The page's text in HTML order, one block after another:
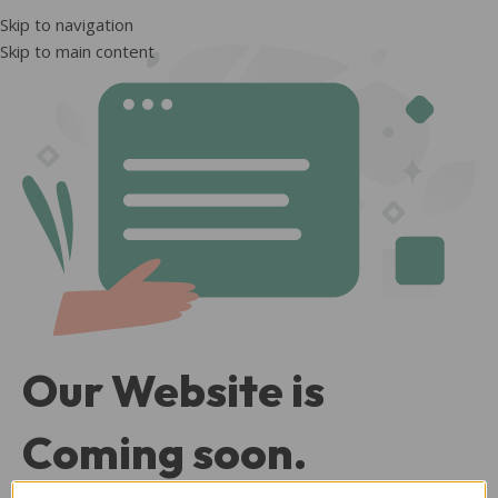
Skip to navigation
Skip to main content
Our Website is
Coming soon.